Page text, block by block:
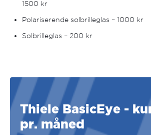
1500 kr
Polariserende solbrilleglas – 1000 kr
Solbrilleglas – 200 kr
Thiele BasicEye -
pr. måned